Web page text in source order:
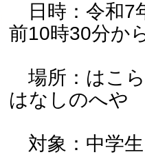
日時：令和7
前10時30分か
場所：はこ
はなしのへ
対象：中学